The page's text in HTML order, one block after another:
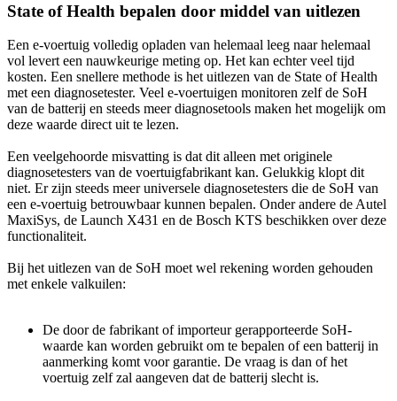
State of Health bepalen door middel van uitlezen
Een e-voertuig volledig opladen van helemaal leeg naar helemaal
vol levert een nauwkeurige meting op. Het kan echter veel tijd
kosten. Een snellere methode is het uitlezen van de State of Health
met een diagnosetester. Veel e-voertuigen monitoren zelf de SoH
van de batterij en steeds meer diagnosetools maken het mogelijk om
deze waarde direct uit te lezen.
Een veelgehoorde misvatting is dat dit alleen met originele
diagnosetesters van de voertuigfabrikant kan. Gelukkig klopt dit
niet. Er zijn steeds meer universele diagnosetesters die de SoH van
een e-voertuig betrouwbaar kunnen bepalen. Onder andere de Autel
MaxiSys, de Launch X431 en de Bosch KTS beschikken over deze
functionaliteit.
Bij het uitlezen van de SoH moet wel rekening worden gehouden
met enkele valkuilen:
De door de fabrikant of importeur gerapporteerde SoH-
waarde kan worden gebruikt om te bepalen of een batterij in
aanmerking komt voor garantie. De vraag is dan of het
voertuig zelf zal aangeven dat de batterij slecht is.